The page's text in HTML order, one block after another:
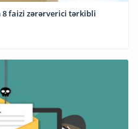
faizi zərərverici tərkibli